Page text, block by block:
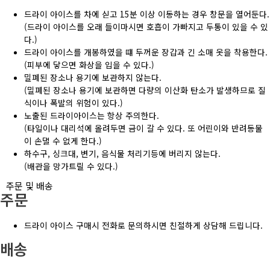
드라이 아이스를 차에 싣고 15분 이상 이동하는 경우 창문을 열어둔다.
(드라이 아이스를 오래 들이마시면 호흡이 가빠지고 두통이 있을 수 있
다.)
드라이 아이스를 개봉하였을 떄 두꺼운 장갑과 긴 소매 옷을 착용한다.
(피부에 닿으면 화상을 입을 수 있다.)
밀폐된 장소나 용기에 보관하지 않는다.
(밀폐된 장소나 용기에 보관하면 다량의 이산화 탄소가 발생하므로 질
식이나 폭발의 위험이 있다.)
노출된 드라이아이스는 항상 주의한다.
(타일이나 대리석에 올려두면 금이 갈 수 있다. 또 어린이와 반려동물
이 손댈 수 없게 한다.)
하수구, 싱크대, 변기, 음식물 처리기등에 버리지 않는다.
(배관을 망가트릴 수 있다.)
주문 및 배송
주문
드라이 아이스 구매시 전화로 문의하시면 친절하게 상담해 드립니다.
배송